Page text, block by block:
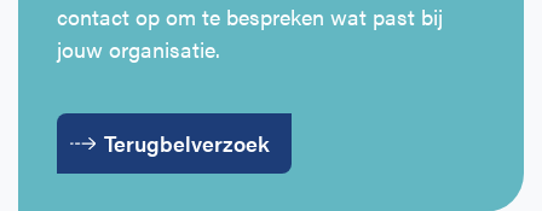
contact op om te bespreken wat past bij
jouw organisatie.
Terugbelverzoek